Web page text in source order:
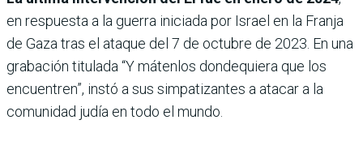
en respuesta a la guerra iniciada por Israel en la Franja
de Gaza tras el ataque del 7 de octubre de 2023. En una
grabación titulada “Y mátenlos dondequiera que los
encuentren”, instó a sus simpatizantes a atacar a la
comunidad judía en todo el mundo.